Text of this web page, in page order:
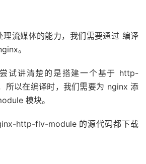
流媒体的能力，我们需要通过 编译
。
试讲清楚的是搭建一个基于 http-
所以在编译时，我们需要为 nginx 添
模块。
http-flv-module 的源代码都下载